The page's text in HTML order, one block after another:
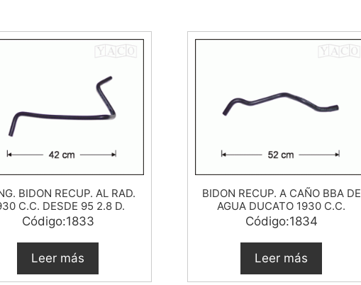
BIDON RECUP. AL RAD.
C.C. DESDE 95 2.8 D.
Código:1833
Leer más
BIDON RECUP. A CAÑO BBA DE
AGUA DUCATO 1930 C.C.
Código:1834
Leer más